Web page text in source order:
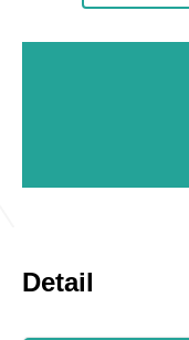
Detail